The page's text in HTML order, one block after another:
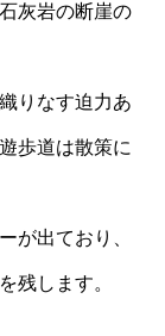
灰岩の断崖の
りなす迫力あ
歩道は散策に
が出ており、
残します。